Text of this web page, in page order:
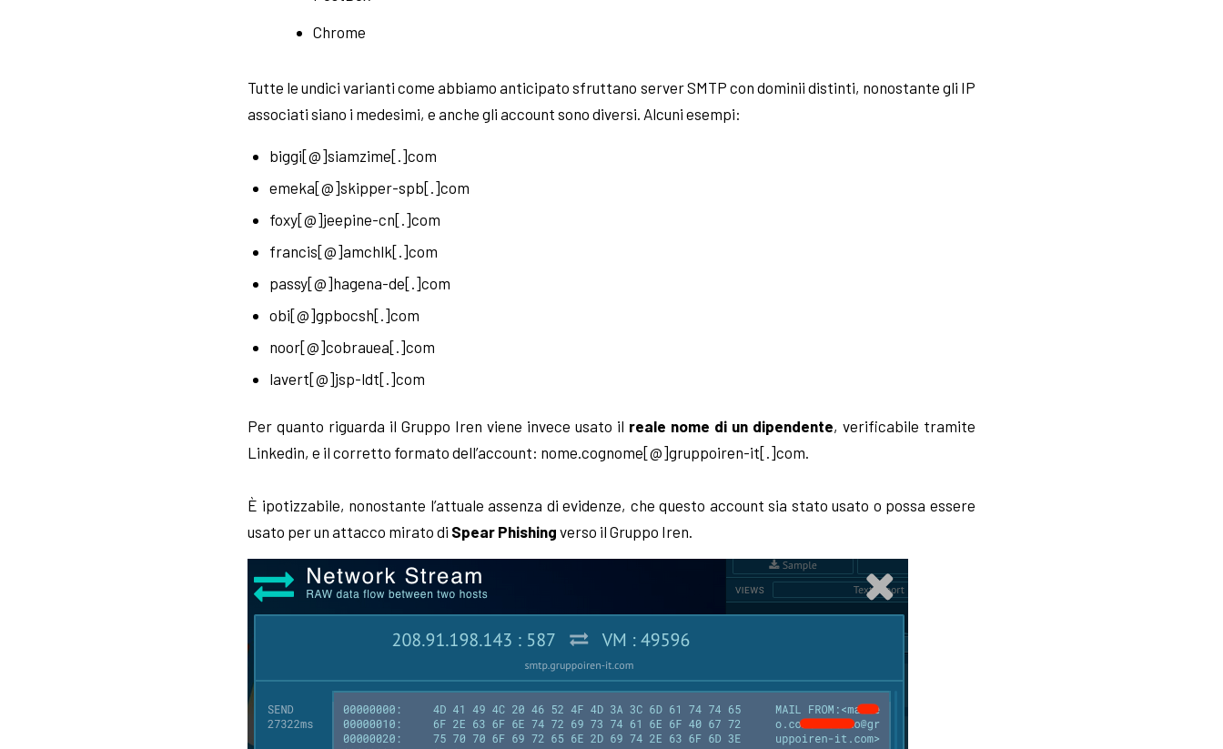
Chrome
Tutte le undici varianti come abbiamo anticipato sfruttano server SMTP con dominii distinti, nonostante gli IP
associati siano i medesimi, e anche gli account sono diversi. Alcuni esempi:
biggi[@]siamzime[.]com
emeka[@]skipper-spb[.]com
foxy[@]jeepine-cn[.]com
francis[@]amchlk[.]com
passy[@]hagena-de[.]com
obi[@]gpbocsh[.]com
noor[@]cobrauea[.]com
lavert[@]jsp-ldt[.]com
Per quanto riguarda il Gruppo Iren viene invece usato il reale nome di un dipendente, verificabile tramite
Linkedin, e il corretto formato dell’account: nome.cognome[@]gruppoiren-it[.]com.
È ipotizzabile, nonostante l’attuale assenza di evidenze, che questo account sia stato usato o possa essere
usato per un attacco mirato di Spear Phishing verso il Gruppo Iren.